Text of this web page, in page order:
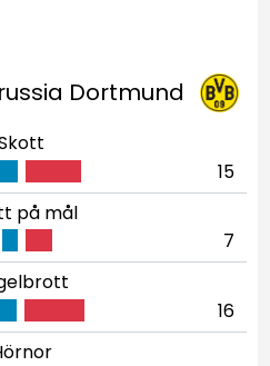
Dortmund
15
på mål
7
16